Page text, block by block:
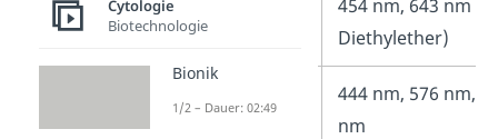
454 nm, 643 nm (in
Diethylether)
444 nm, 576 nm,
nm
Cytologie
Biotechnologie
Bionik
1/2 – Dauer: 02:49